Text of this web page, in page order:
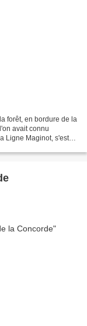
forêt, en bordure de la
avait connu
Ligne Maginot, s'est